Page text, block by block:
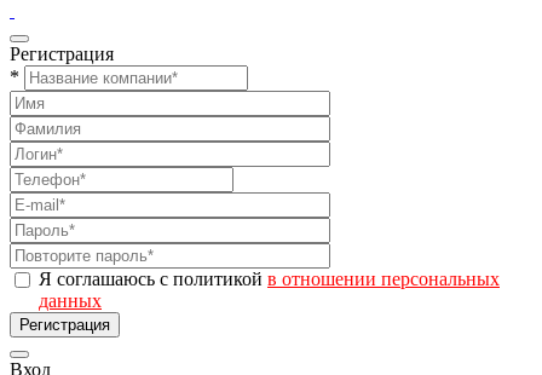
Регистрация
*
Я соглашаюсь с политикой в отношении персональных
данных
Регистрация
Вход